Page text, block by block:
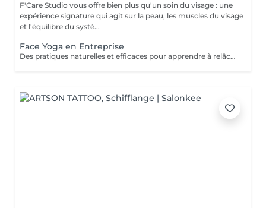
F'Care Studio vous offre bien plus qu'un soin du visage : une
expérience signature qui agit sur la peau, les muscles du visage
et l'équilibre du systè...
Face Yoga en Entreprise
Des pratiques naturelles et efficaces pour apprendre à relâcher les tensions musculaires accumulées au cours de la journée, corriger la posture et défatiguer le regard. En associant la respiration aux exercices, le yoga du visage favorise la relaxation et la concentration mentale. Le Yoga du visage apporte une prise de conscience. C'est une boîte à outils dans laquelle chacun peut piocher l'outil qui répondra à son besoin au moment précis que ce soit un exercice, un automassage, un point d'acupression, le taping. C'est un véritable allié dans la prise en charge du bien-être de vos employés au quotidien ! Ce cours est pratiqué sur place, pour des groupes de 15 personnes maximum et ne nécessite aucun changement de tenue.